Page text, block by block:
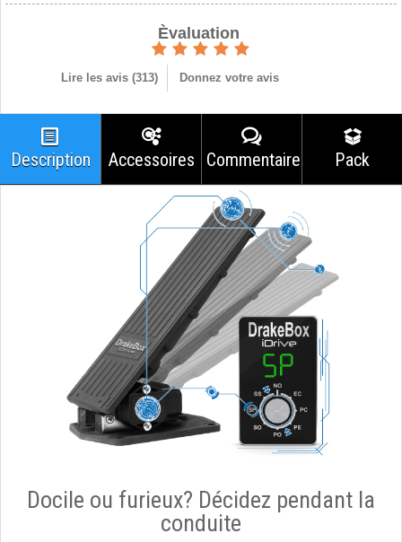
Èvaluation
Lire les avis (313) Donnez votre avis
Description Accessoires Commentaires Pack
Docile ou furieux? Décidez pendant la
conduite